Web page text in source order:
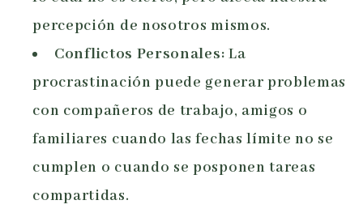
percepción de nosotros mismos.
Conflictos Personales: La
procrastinación puede generar problemas
con compañeros de trabajo, amigos o
familiares cuando las fechas límite no se
cumplen o cuando se posponen tareas
compartidas.